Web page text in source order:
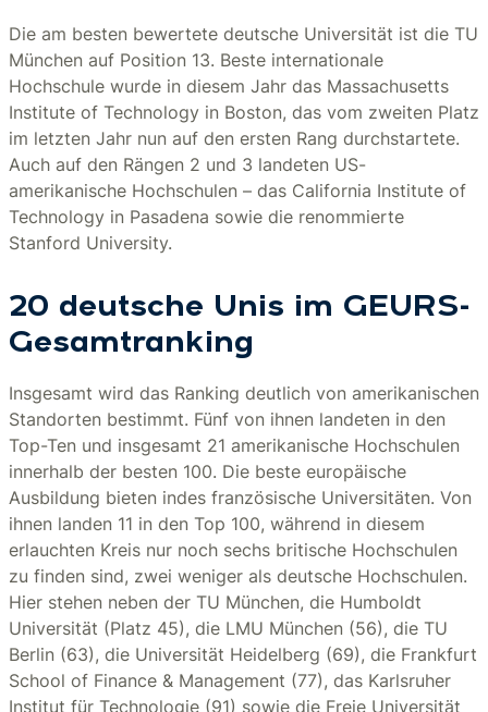
Die am besten bewertete deutsche Universität ist die TU
München auf Position 13. Beste internationale
Hochschule wurde in diesem Jahr das Massachusetts
Institute of Technology in Boston, das vom zweiten Platz
im letzten Jahr nun auf den ersten Rang durchstartete.
Auch auf den Rängen 2 und 3 landeten US-
amerikanische Hochschulen – das California Institute of
Technology in Pasadena sowie die renommierte
Stanford University.
20 deutsche Unis im GEURS-
Gesamtranking
Insgesamt wird das Ranking deutlich von amerikanischen
Standorten bestimmt. Fünf von ihnen landeten in den
Top-Ten und insgesamt 21 amerikanische Hochschulen
innerhalb der besten 100. Die beste europäische
Ausbildung bieten indes französische Universitäten. Von
ihnen landen 11 in den Top 100, während in diesem
erlauchten Kreis nur noch sechs britische Hochschulen
zu finden sind, zwei weniger als deutsche Hochschulen.
Hier stehen neben der TU München, die Humboldt
Universität (Platz 45), die LMU München (56), die TU
Berlin (63), die Universität Heidelberg (69), die Frankfurt
School of Finance & Management (77), das Karlsruher
Institut für Technologie (91) sowie die Freie Universität